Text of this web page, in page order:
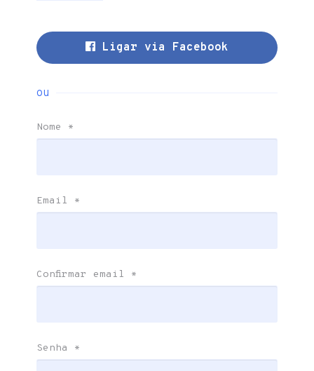
Ligar via Facebook
ou
Nome *
Email *
Confirmar email *
Senha *